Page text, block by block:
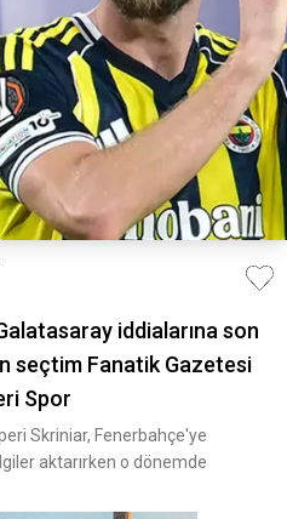
iddialarına son
seçtim Fanatik Gazetesi
Spor
Skriniar, Fenerbahçe'ye
aktarırken o dönemde